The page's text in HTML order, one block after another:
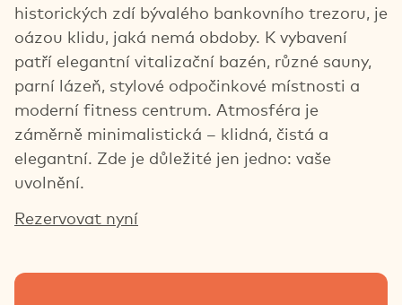
historických zdí bývalého bankovního trezoru, je
oázou klidu, jaká nemá obdoby. K vybavení
patří elegantní vitalizační bazén, různé sauny,
parní lázeň, stylové odpočinkové místnosti a
moderní fitness centrum. Atmosféra je
záměrně minimalistická – klidná, čistá a
elegantní. Zde je důležité jen jedno: vaše
uvolnění.
Rezervovat nyní